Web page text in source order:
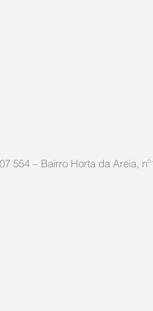
554 – Bairro Horta da Areia,